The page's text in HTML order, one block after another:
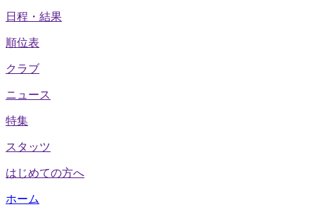
日程・結果
順位表
クラブ
ニュース
特集
スタッツ
はじめての方へ
ホーム